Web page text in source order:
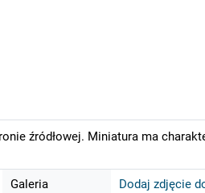
źródłowej. Miniatura ma
Galeria Dodaj zdjęcie